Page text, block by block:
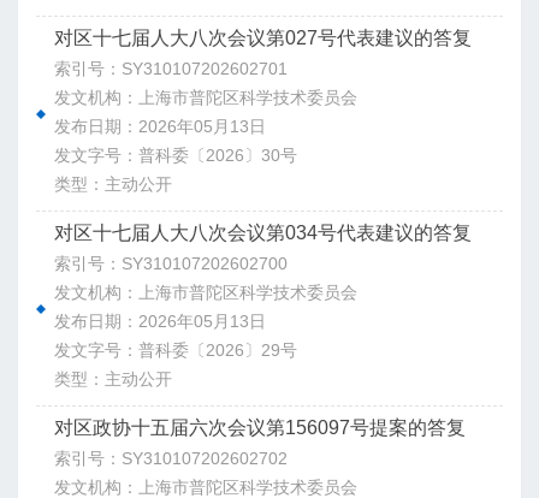
对区十七届人大八次会议第027号代表建议的答复
索引号：SY310107202602701
发文机构：上海市普陀区科学技术委员会
发布日期：2026年05月13日
发文字号：普科委〔2026〕30号
类型：主动公开
对区十七届人大八次会议第034号代表建议的答复
索引号：SY310107202602700
发文机构：上海市普陀区科学技术委员会
发布日期：2026年05月13日
发文字号：普科委〔2026〕29号
类型：主动公开
对区政协十五届六次会议第156097号提案的答复
索引号：SY310107202602702
发文机构：上海市普陀区科学技术委员会